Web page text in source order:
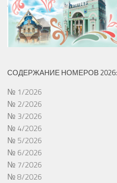
СОДЕРЖАНИЕ НОМЕРОВ 2026:
№ 1/2026
№ 2/2026
№ 3/2026
№ 4/2026
№ 5/2026
№ 6/2026
№ 7/2026
№ 8/2026